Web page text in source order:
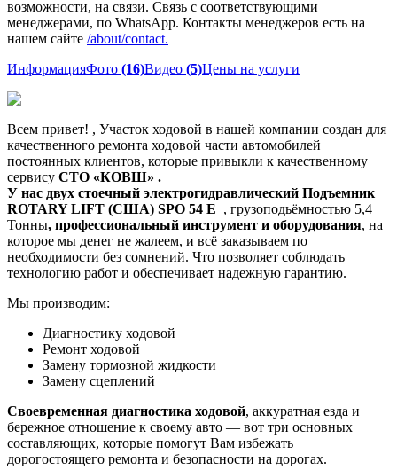
возможности, на связи. Связь с соответствующими
менеджерами, по WhatsApp. Контакты менеджеров есть на
нашем сайте /about/contact.
ИнформацияФото (16)Видео (5)Цены на услуги
Всем привет! , Участок ходовой в нашей компании создан для
качественного ремонта ходовой части автомобилей
постоянных клиентов, которые привыкли к качественному
сервису СТО «КОВШ» .
У нас двух стоечный электрогидравлический Подъемник
ROTARY LIFT (США) SPO 54 Е , грузоподьёмностью 5,4
Тонны, профессиональный инструмент и оборудования, на
которое мы денег не жалеем, и всё заказываем по
необходимости без сомнений. Что позволяет соблюдать
технологию работ и обеспечивает надежную гарантию.
Мы производим:
Диагностику ходовой
Ремонт ходовой
Замену тормозной жидкости
Замену сцеплений
Своевременная диагностика ходовой, аккуратная езда и
бережное отношение к своему авто — вот три основных
составляющих, которые помогут Вам избежать
дорогостоящего ремонта и безопасности на дорогах.